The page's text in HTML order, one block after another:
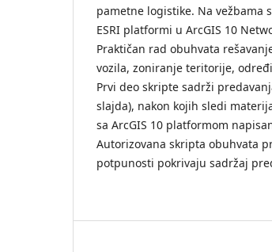
pametne logistike. Na vežbama
ESRI platformi u ArcGIS 10
Praktičan rad obuhvata
vozila, zoniranje teritorije,
Prvi deo skripte sadrži
slajda), nakon kojih sledi
sa ArcGIS 10 platformom
Autorizovana skripta obuhvata
potpunosti pokrivaju sadržaj